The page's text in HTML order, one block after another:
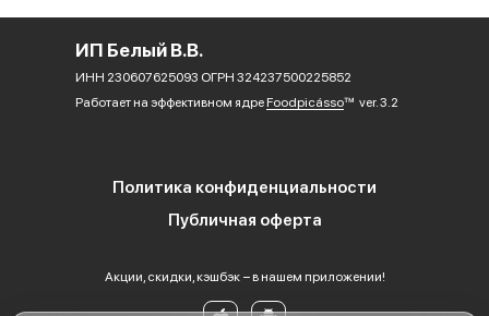
ИП Белый В.В.
ИНН 230607625093 ОГРН 324237500225852
Работает на эффективном ядре Foodpicássover. 3.2
Политика конфиденциальности
Публичная оферта
Акции, скидки, кэшбэк − в нашем приложении!